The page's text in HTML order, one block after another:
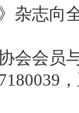
杂志向
会会员